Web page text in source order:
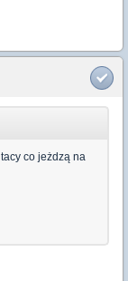
tacy co jeżdzą na